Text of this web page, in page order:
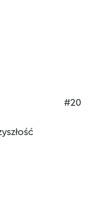
#20